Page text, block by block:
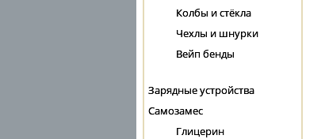
Колбы и стёкла
Чехлы и шнурки
Вейп бенды
Зарядные устройства
Самозамес
Глицерин